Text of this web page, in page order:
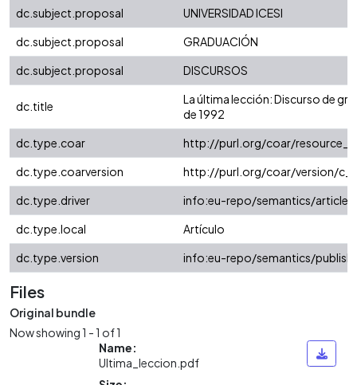
dc.subject.proposal
UNIVERSIDAD ICESI
dc.subject.proposal
GRADUACIÓN
dc.subject.proposal
DISCURSOS
dc.title
La última lección: Discurso de
de 1992
dc.type.coar
http://purl.org/coar/
dc.type.coarversion
http://purl.org/coar/version/
dc.type.driver
info:eu-repo/semantics/article
dc.type.local
Artículo
dc.type.version
info:eu-repo/semantics/
Files
Original bundle
Now showing1 - 1 of 1
Name:
Ultima_leccion.pdf